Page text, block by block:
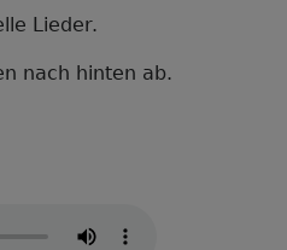
Lieder.
nach hinten ab.